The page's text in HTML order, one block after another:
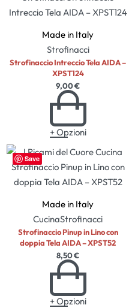
Made in Italy
Strofinacci
Strofinaccio Intreccio Tela AIDA –
XPST124
9,00€
+ Opzioni
Save
Made in Italy
CucinaStrofinacci
Strofinaccio Pinup in Lino con
doppia Tela AIDA – XPST52
8,50€
+ Opzioni